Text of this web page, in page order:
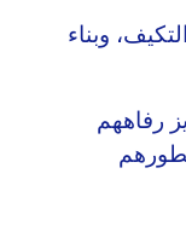
وبناء
رفاههم